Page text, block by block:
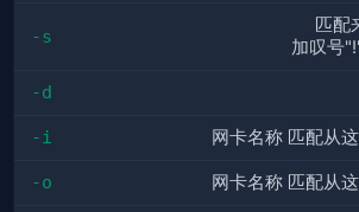
-s
匹配
加叹号
-d
-i 网卡名称 匹配从
-o 网卡名称 匹配从